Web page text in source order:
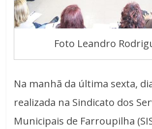
Foto Leandro
Na manhã da última sexta,
realizada na Sindicato dos
Municipais de Farroupilha